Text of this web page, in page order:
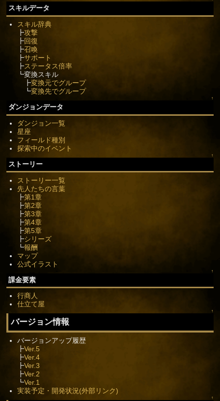
スキルデータ
スキル辞典
┣攻撃
┣回復
┣召喚
┣サポート
┣ステータス倍率
┗変換スキル
┣変換元でグループ
┗変換先でグループ
↑
ダンジョンデータ
ダンジョン一覧
星座
フィールド種別
探索中のイベント
↑
ストーリー
ストーリー一覧
先人たちの言葉
┣第1章
┣第2章
┣第3章
┣第4章
┣第5章
┣シリーズ
┗報酬
マップ
公式イラスト
↑
課金要素
行商人
仕立て屋
↑
バージョン情報
バージョンアップ履歴
┣Ver.5
┣Ver.4
┣Ver.3
┣Ver.2
┗Ver.1
実装予定・開発状況(外部リンク)
↑